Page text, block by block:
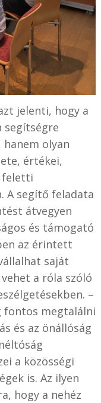
jelenti, hogy a
segítségre
olyan
értékei,
feletti
A segítő feladata
átvegyen
és támogató
az érintett
saját
a róla szóló
–
fontos megtalálni
és az önállóság
a közösségi
is. Az ilyen
hogy a nehéz